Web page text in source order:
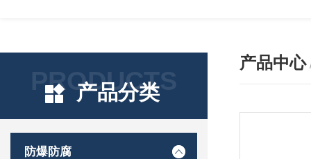
PRODUCTS
产品分类
防爆防腐
产品中心